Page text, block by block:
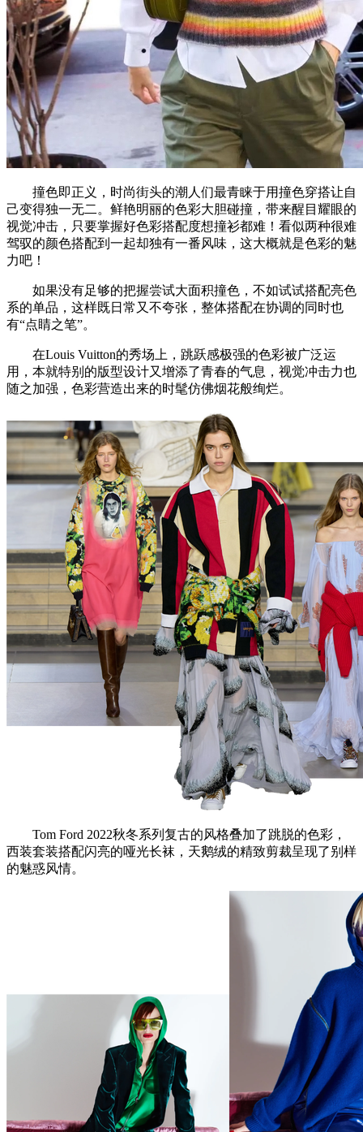
撞色即正义，时尚街头的潮人们最青睐于用撞色穿搭让自
己变得独一无二。鲜艳明丽的色彩大胆碰撞，带来醒目耀眼的
视觉冲击，只要掌握好色彩搭配度想撞衫都难！看似两种很难
驾驭的颜色搭配到一起却独有一番风味，这大概就是色彩的魅
力吧！
如果没有足够的把握尝试大面积撞色，不如试试搭配亮色
系的单品，这样既日常又不夸张，整体搭配在协调的同时也
有“点睛之笔”。
在Louis Vuitton的秀场上，跳跃感极强的色彩被广泛运
用，本就特别的版型设计又增添了青春的气息，视觉冲击力也
随之加强，色彩营造出来的时髦仿佛烟花般绚烂。
Tom Ford 2022秋冬系列复古的风格叠加了跳脱的色彩，
西装套装搭配闪亮的哑光长袜，天鹅绒的精致剪裁呈现了别样
的魅惑风情。